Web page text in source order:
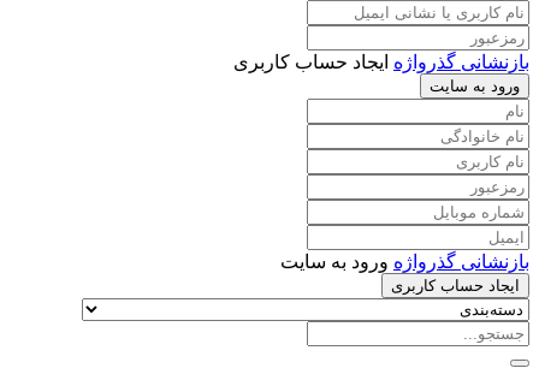
بازنشانی گذرواژه ایجاد حساب کاربری
ورود به سایت
بازنشانی گذرواژه ورود به سایت
ایجاد حساب کاربری